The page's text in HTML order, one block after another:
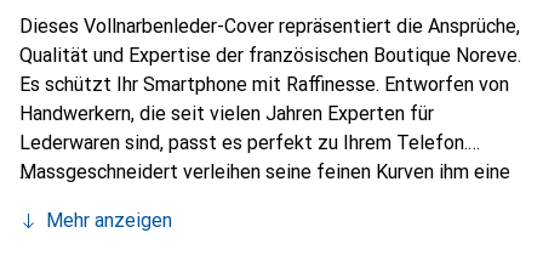
Dieses Vollnarbenleder-Cover repräsentiert die Ansprüche,
Qualität und Expertise der französischen Boutique Noreve.
Es schützt Ihr Smartphone mit Raffinesse. Entworfen von
Handwerkern, die seit vielen Jahren Experten für
Lederwaren sind, passt es perfekt zu Ihrem Telefon.
Massgeschneidert verleihen seine feinen Kurven ihm eine
Accessoire Ihres Smartphones. International anerkannt für
Mehr anzeigen